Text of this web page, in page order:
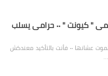
إحترس من وهم يسمى " كيونت " ٠٠ حرامى يسلب
بقلم : زكى عرفه ‎إذا ما كانش عندك حاجه تموت عشانها ٠٠ فأنت بالتأكيد معندكش